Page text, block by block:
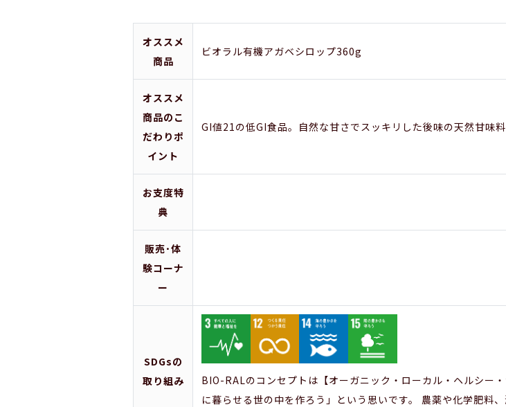
オススメ
商品
ビオラル有機アガベシロップ360g
オススメ
商品のこ
だわりポ
イント
GI値21の低GI食品。自然な甘さでスッキリした後味の天然甘味料
お支度特
典
販売･体
験コーナ
ー
SDGsの
取り組み
BIO-RALのコンセプトは【オーガニック・ローカル・ヘルシー
に暮らせる世の中を作ろう」という思いです。 農薬や化学肥料